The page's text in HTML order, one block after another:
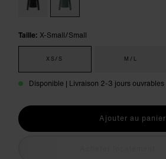
Taille: X-Small/Small
XS/S M/L
Disponible | Livraison 2-3 jours ouvrables
Ajouter au panier